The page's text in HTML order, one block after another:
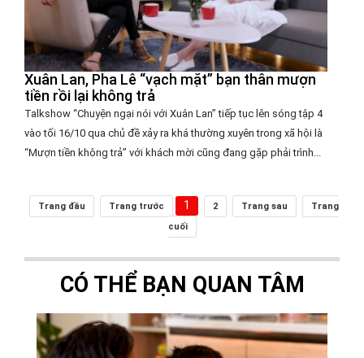
Xuân Lan, Pha Lê “vạch mặt” bạn thân mượn
tiền rồi lại không trả
Talkshow “Chuyện ngại nói với Xuân Lan” tiếp tục lên sóng tập 4
vào tối 16/10 qua chủ đề xảy ra khá thường xuyên trong xã hội là
“Mượn tiền không trả” với khách mời cũng đang gặp phải trình...
Trang đầu Trang trước 1 2 Trang sau
Trang
cuối
CÓ THỂ BẠN QUAN TÂM